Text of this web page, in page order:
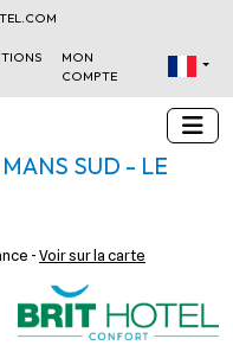
MON
COMPTE
SUD - LE
- Voir sur la carte